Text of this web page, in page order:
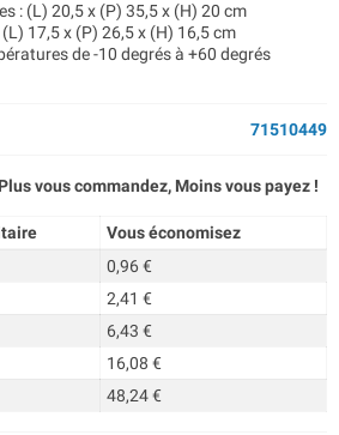
: (L) 20,5 x (P) 35,5 x (H) 20 cm
17,5 x (P) 26,5 x (H) 16,5 cm
de -10 degrés à +60 degrés
71510449
vous commandez, Moins vous payez !
Vous économisez
0,96 €
2,41 €
6,43 €
16,08 €
48,24 €